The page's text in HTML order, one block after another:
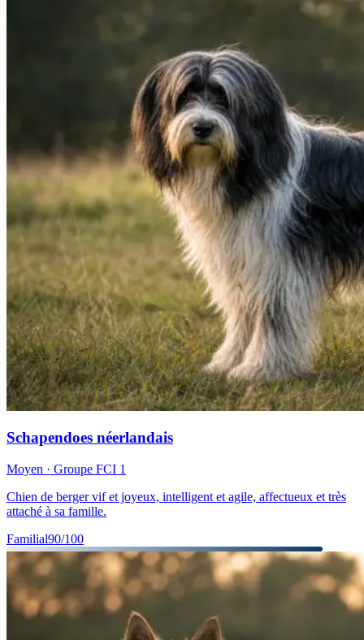
Schapendoes néerlandais
Moyen · Groupe FCI 1
Chien de berger vif et joyeux, intelligent et agile, affectueux et très
attaché à sa famille.
Familial90/100